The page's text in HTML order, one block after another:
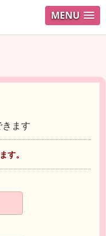
MENU
ます
す。